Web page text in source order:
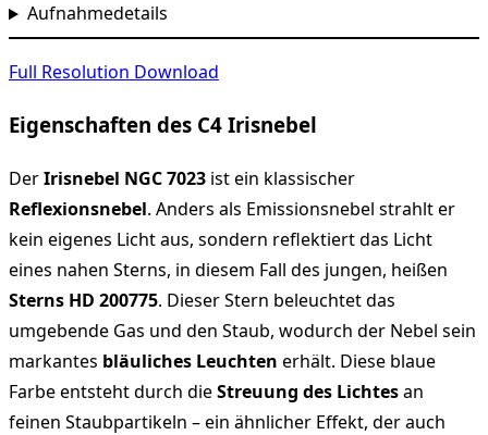
Aufnahmedetails
Full Resolution Download
Eigenschaften des C4 Irisnebel
DerIrisnebel NGC 7023 ist ein klassischer
Reflexionsnebel. Anders als Emissionsnebel strahlt er
kein eigenes Licht aus, sondern reflektiert das Licht
eines nahen Sterns, in diesem Fall des jungen, heißen
Sterns HD 200775. Dieser Stern beleuchtet das
umgebende Gas und den Staub, wodurch der Nebel sein
markantes bläuliches Leuchten erhält. Diese blaue
Farbe entsteht durch dieStreuung des Lichtesan
feinen Staubpartikeln – ein ähnlicher Effekt, der auch